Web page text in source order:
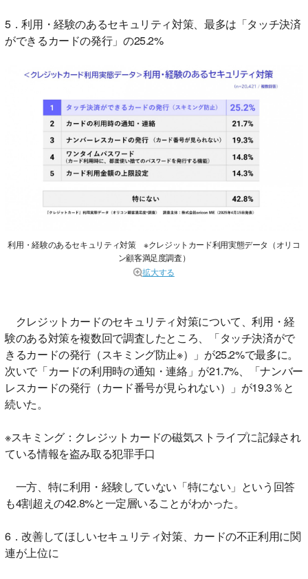
5．利用・経験のあるセキュリティ対策、最多は「タッチ決済
ができるカードの発行」の25.2%
利用・経験のあるセキュリティ対策 ※クレジットカード利用実態データ（オリコ
ン顧客満足度調査）
拡大する
クレジットカードのセキュリティ対策について、利用・経
験のある対策を複数回で調査したところ、「タッチ決済がで
きるカードの発行（スキミング防止※）」が25.2%で最多に。
次いで「カードの利用時の通知・連絡」が21.7%、「ナンバー
レスカードの発行（カード番号が見られない）」が19.3％と
続いた。
※スキミング：クレジットカードの磁気ストライプに記録され
ている情報を盗み取る犯罪手口
一方、特に利用・経験していない「特にない」という回答
も4割超えの42.8%と一定層いることがわかった。
6．改善してほしいセキュリティ対策、カードの不正利用に関
連が上位に